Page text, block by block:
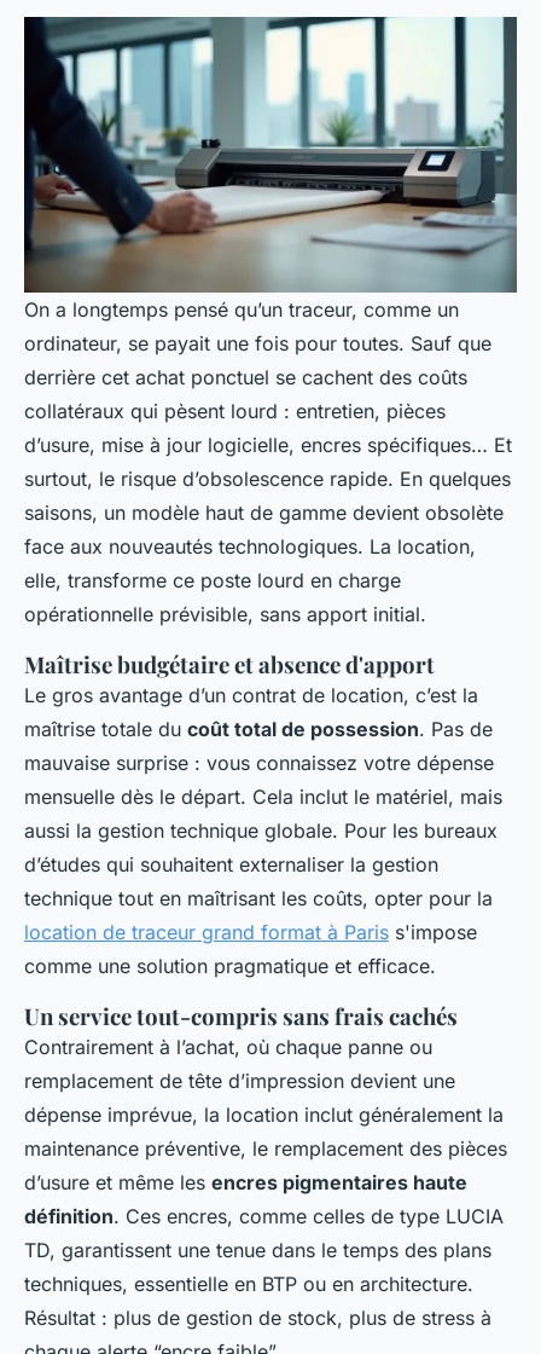
On a longtemps pensé qu’un traceur, comme un
ordinateur, se payait une fois pour toutes. Sauf que
derrière cet achat ponctuel se cachent des coûts
collatéraux qui pèsent lourd : entretien, pièces
d’usure, mise à jour logicielle, encres spécifiques… Et
surtout, le risque d’obsolescence rapide. En quelques
saisons, un modèle haut de gamme devient obsolète
face aux nouveautés technologiques. La location,
elle, transforme ce poste lourd en charge
opérationnelle prévisible, sans apport initial.
Maîtrise budgétaire et absence d'apport
Le gros avantage d’un contrat de location, c’est la
maîtrise totale du coût total de possession. Pas de
mauvaise surprise : vous connaissez votre dépense
mensuelle dès le départ. Cela inclut le matériel, mais
aussi la gestion technique globale. Pour les bureaux
d’études qui souhaitent externaliser la gestion
technique tout en maîtrisant les coûts, opter pour la
location de traceur grand format à Paris s'impose
comme une solution pragmatique et efficace.
Un service tout-compris sans frais cachés
Contrairement à l’achat, où chaque panne ou
remplacement de tête d’impression devient une
dépense imprévue, la location inclut généralement la
maintenance préventive, le remplacement des pièces
d’usure et même les encres pigmentaires haute
définition. Ces encres, comme celles de type LUCIA
TD, garantissent une tenue dans le temps des plans
techniques, essentielle en BTP ou en architecture.
Résultat : plus de gestion de stock, plus de stress à